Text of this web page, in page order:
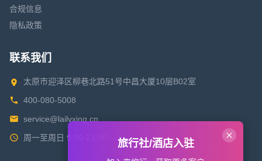
合规信息
隐私政策
联系我们
太原市迎泽区柳巷北路51号中昌大厦10层B02室
400-080-5008
service@lailvxing.cn
周一至周日 9:00-21:00
旅行社/酒店入驻